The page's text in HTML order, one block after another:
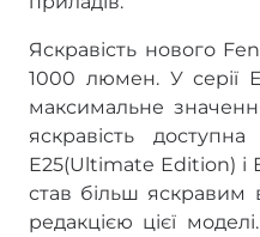
Яскравість нового
1000 люмен. У серії
максимальне
яскравість
E25(Ultimate Edition) і
став більш яскравим
редакцією цієї